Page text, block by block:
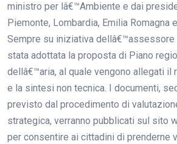
ministro per lâ€™Ambiente e dai
Piemonte, Lombardia, Emilia Romagna
Sempre su iniziativa dellâ€™assessore
stata adottata la proposta di Piano
dellâ€™aria, al quale vengono allegati il
e la sintesi non tecnica. I documenti,
previsto dal procedimento di
strategica, verranno pubblicati sul sito
per consentire ai cittadini di prenderne